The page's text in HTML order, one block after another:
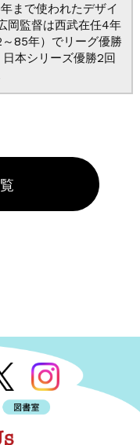
まで使われたデザイ
岡監督は西武在任4年
85年）でリーグ優勝
本シリーズ優勝2回